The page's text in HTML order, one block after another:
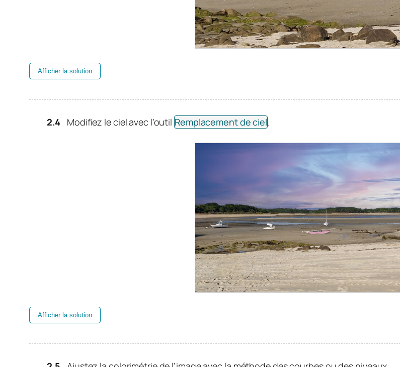
Afficher la solution
Modifiez le ciel avec l’outil Remplacement de ciel.
Afficher la solution